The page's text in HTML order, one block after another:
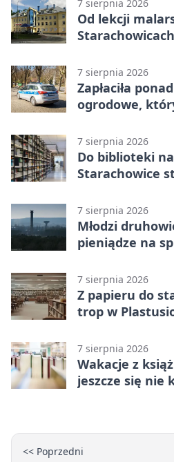
7 sierpnia 2026
Od lekcji
7 sierpnia 2026
Zapłaciła
ogrodowe,
7 sierpnia 2026
Do biblioteki
Starachowice
7 sierpnia 2026
Młodzi
pieniądze na
7 sierpnia 2026
Z papieru do
trop w
7 sierpnia 2026
Wakacje z
jeszcze się nie
<< Poprzedni